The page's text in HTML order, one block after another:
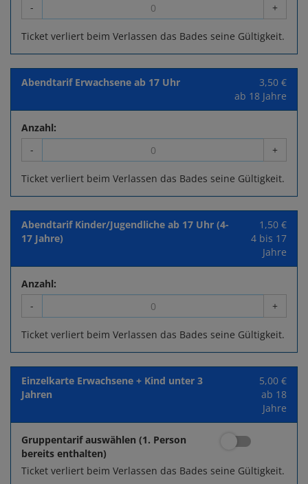
-
+
Ticket verliert beim Verlassen das Bades seine Gültigkeit.
Abendtarif Erwachsene ab 17 Uhr
3,50 €
ab 18 Jahre
Anzahl:
-
+
Ticket verliert beim Verlassen das Bades seine Gültigkeit.
Abendtarif Kinder/Jugendliche ab 17 Uhr (4-
17 Jahre)
1,50 €
4 bis 17
Jahre
Anzahl:
-
+
Ticket verliert beim Verlassen das Bades seine Gültigkeit.
Einzelkarte Erwachsene + Kind unter 3
Jahren
5,00 €
ab 18
Jahre
Gruppentarif auswählen (1. Person
bereits enthalten)
Ticket verliert beim Verlassen das Bades seine Gültigkeit.